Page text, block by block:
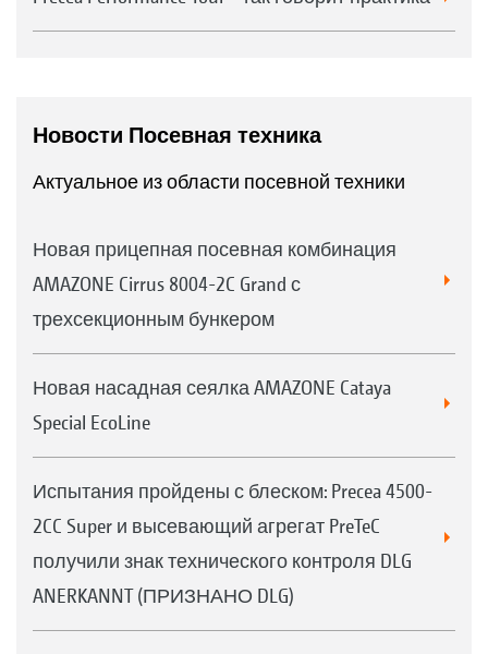
Новости Посевная техника
Актуальное из области посевной техники
Новая прицепная посевная комбинация
AMAZONE Cirrus 8004-2C Grand с
трехсекционным бункером
Новая насадная сеялка AMAZONE Cataya
Special EcoLine
Испытания пройдены с блеском: Precea 4500-
2CC Super и высевающий агрегат PreTeC
получили знак технического контроля DLG
ANERKANNT (ПРИЗНАНО DLG)